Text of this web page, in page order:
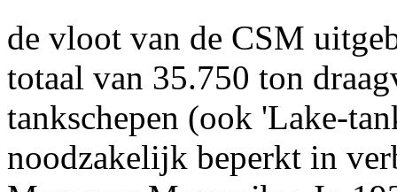
de vloot van de CSM
totaal van 35.750 ton
tankschepen (ook 'Lake-
noodzakelijk beperkt in